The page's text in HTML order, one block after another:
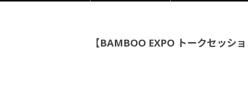
【BAMBOO EXPO トークセッシ